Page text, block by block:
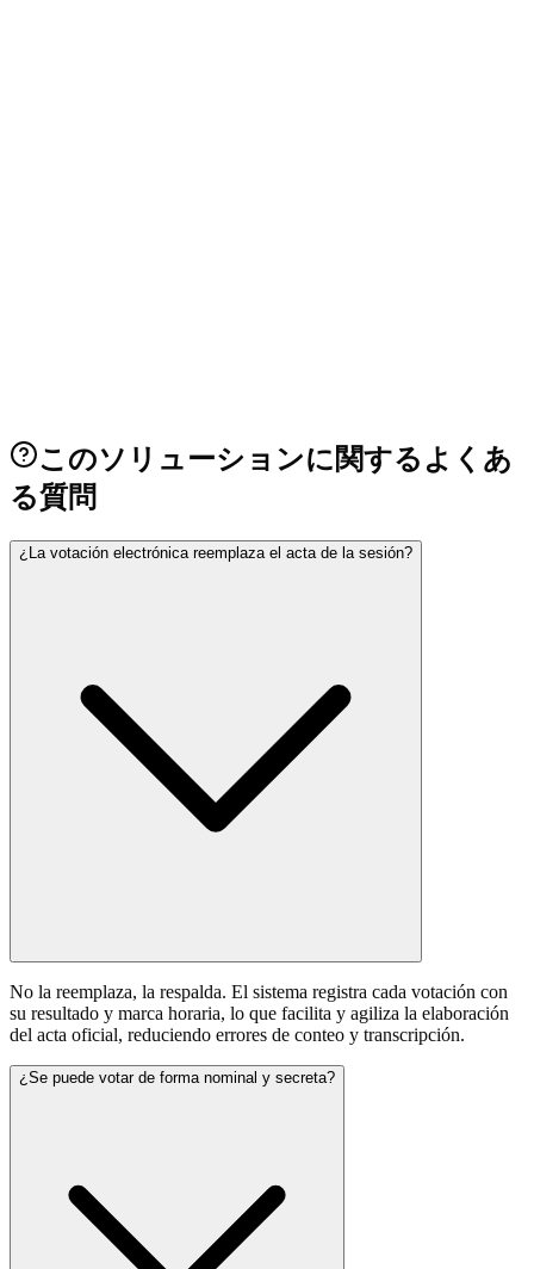
このソリューションに関するよくあ
る質問
¿La votación electrónica reemplaza el acta de la sesión?
No la reemplaza, la respalda. El sistema registra cada votación con
su resultado y marca horaria, lo que facilita y agiliza la elaboración
del acta oficial, reduciendo errores de conteo y transcripción.
¿Se puede votar de forma nominal y secreta?